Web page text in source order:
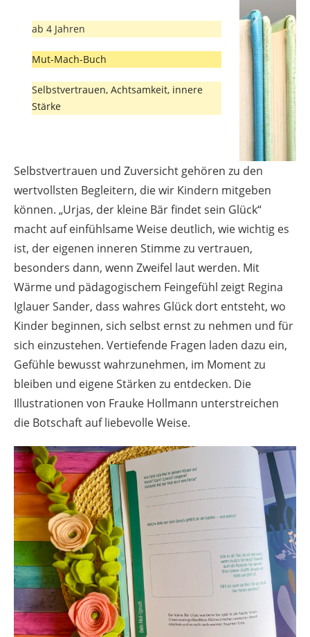
ab 4 Jahren
Mut-Mach-Buch
Selbstvertrauen, Achtsamkeit, innere
Stärke
Selbstvertrauen und Zuversicht gehören zu den
wertvollsten Begleitern, die wir Kindern mitgeben
können. „Urjas, der kleine Bär findet sein Glück“
macht auf einfühlsame Weise deutlich, wie wichtig es
ist, der eigenen inneren Stimme zu vertrauen,
besonders dann, wenn Zweifel laut werden. Mit
Wärme und pädagogischem Feingefühl zeigt Regina
Iglauer Sander, dass wahres Glück dort entsteht, wo
Kinder beginnen, sich selbst ernst zu nehmen und für
sich einzustehen. Vertiefende Fragen laden dazu ein,
Gefühle bewusst wahrzunehmen, im Moment zu
bleiben und eigene Stärken zu entdecken. Die
Illustrationen von Frauke Hollmann unterstreichen
die Botschaft auf liebevolle Weise.